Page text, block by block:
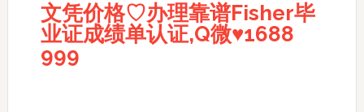
文凭价格♡办理靠谱Fisher毕
业证成绩单认证,Q微♥1688
999